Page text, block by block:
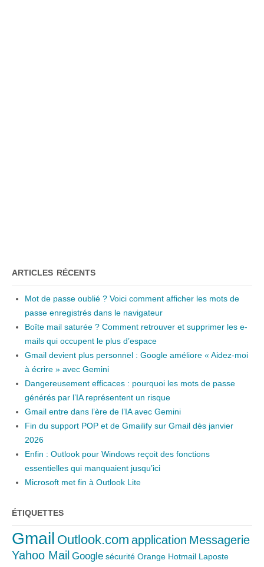
ARTICLES RÉCENTS
Mot de passe oublié ? Voici comment afficher les mots de
passe enregistrés dans le navigateur
Boîte mail saturée ? Comment retrouver et supprimer les e-
mails qui occupent le plus d’espace
Gmail devient plus personnel : Google améliore « Aidez-moi
à écrire » avec Gemini
Dangereusement efficaces : pourquoi les mots de passe
générés par l’IA représentent un risque
Gmail entre dans l’ère de l’IA avec Gemini
Fin du support POP et de Gmailify sur Gmail dès janvier
2026
Enfin : Outlook pour Windows reçoit des fonctions
essentielles qui manquaient jusqu’ici
Microsoft met fin à Outlook Lite
ÉTIQUETTES
Gmail Outlook.com application Messagerie
Yahoo Mail Google sécurité Orange Hotmail Laposte